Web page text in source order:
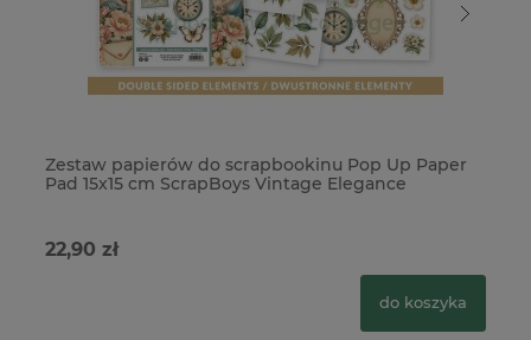
Zestaw papierów do scrapbookinu Pop Up Paper
Pad 15x15 cm ScrapBoys Vintage Elegance
22,90 zł
do koszyka